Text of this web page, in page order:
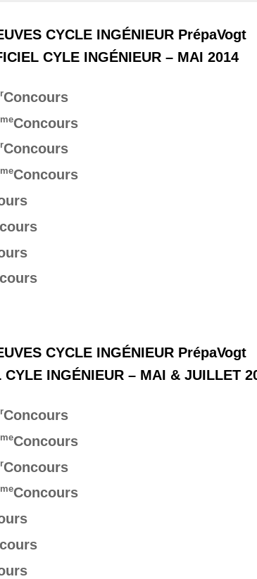
CYCLE INGÉNIEUR PrépaVogt
CYLE INGÉNIEUR – MAI 2014
Concours
Concours
Concours
Concours
CYCLE INGÉNIEUR PrépaVogt
CYLE INGÉNIEUR – MAI & JUILLET
Concours
Concours
Concours
Concours